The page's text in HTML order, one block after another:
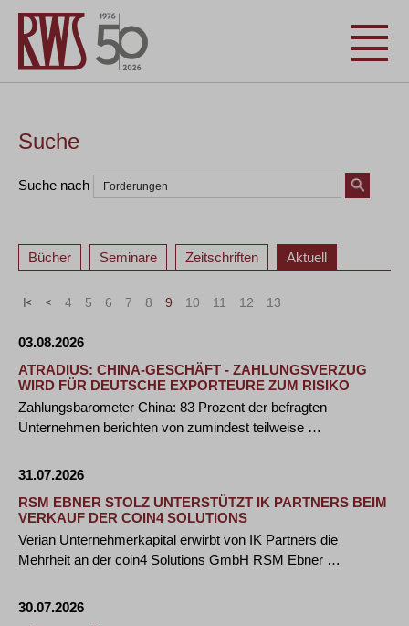
Suche
Suche nach
Bücher Seminare Zeitschriften Aktuell
« < 4 5 6 7 8 9 10 11 12 13
03.08.2026
ATRADIUS: CHINA-GESCHÄFT - ZAHLUNGSVERZUG
WIRD FÜR DEUTSCHE EXPORTEURE ZUM RISIKO
Zahlungsbarometer China: 83 Prozent der befragten
Unternehmen berichten von zumindest teilweise …
31.07.2026
RSM EBNER STOLZ UNTERSTÜTZT IK PARTNERS BEIM
VERKAUF DER COIN4 SOLUTIONS
Verian Unternehmerkapital erwirbt von IK Partners die
Mehrheit an der coin4 Solutions GmbH RSM Ebner …
30.07.2026